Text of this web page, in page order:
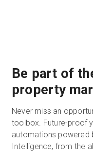
Be part of
property
Never miss an
toolbox. Future-proof
automations powered
Intelligence, from the